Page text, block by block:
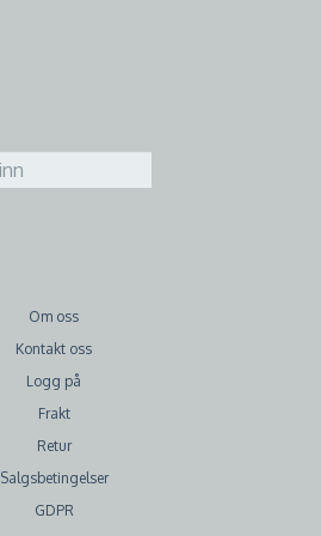
Om oss
Kontakt oss
Logg på
Frakt
Retur
Salgsbetingelser
GDPR